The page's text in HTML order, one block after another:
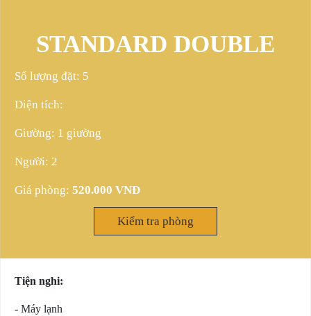
STANDARD DOUBLE
Số lượng đặt: 5
Diện tích:
Giường: 1 giường
Người: 2
Giá phòng: 520.000 VNĐ
Kiểm tra phòng
Tiện nghi:
- Máy lạnh